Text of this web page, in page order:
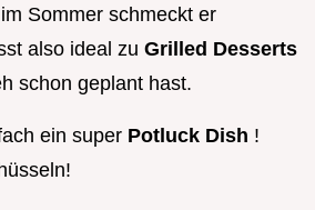
Sommer schmeckt er
also ideal zu Grilled Desserts
schon geplant hast.
ein super Potluck Dish !